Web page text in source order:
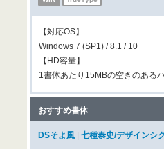
【対応OS】
Windows 7 (SP1) / 8.1 / 10
【HD容量】
1書体あたり15MBの空きのある
おすすめ書体
DSそよ風 七種泰史/デザインシ